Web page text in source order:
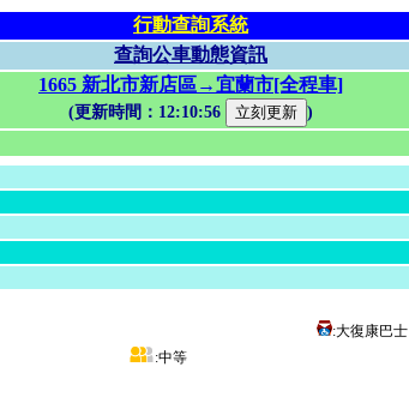
行動查詢系統
查詢公車動態資訊
1665 新北市新店區→宜蘭市[全程車]
(更新時間： 12:10:56 )
:大復康巴士
:中等